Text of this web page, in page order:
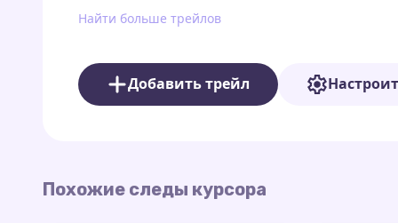
дизайна, которые подчеркивают его
Найти больше трейлов
Добавить трейл
Похожие следы курсора